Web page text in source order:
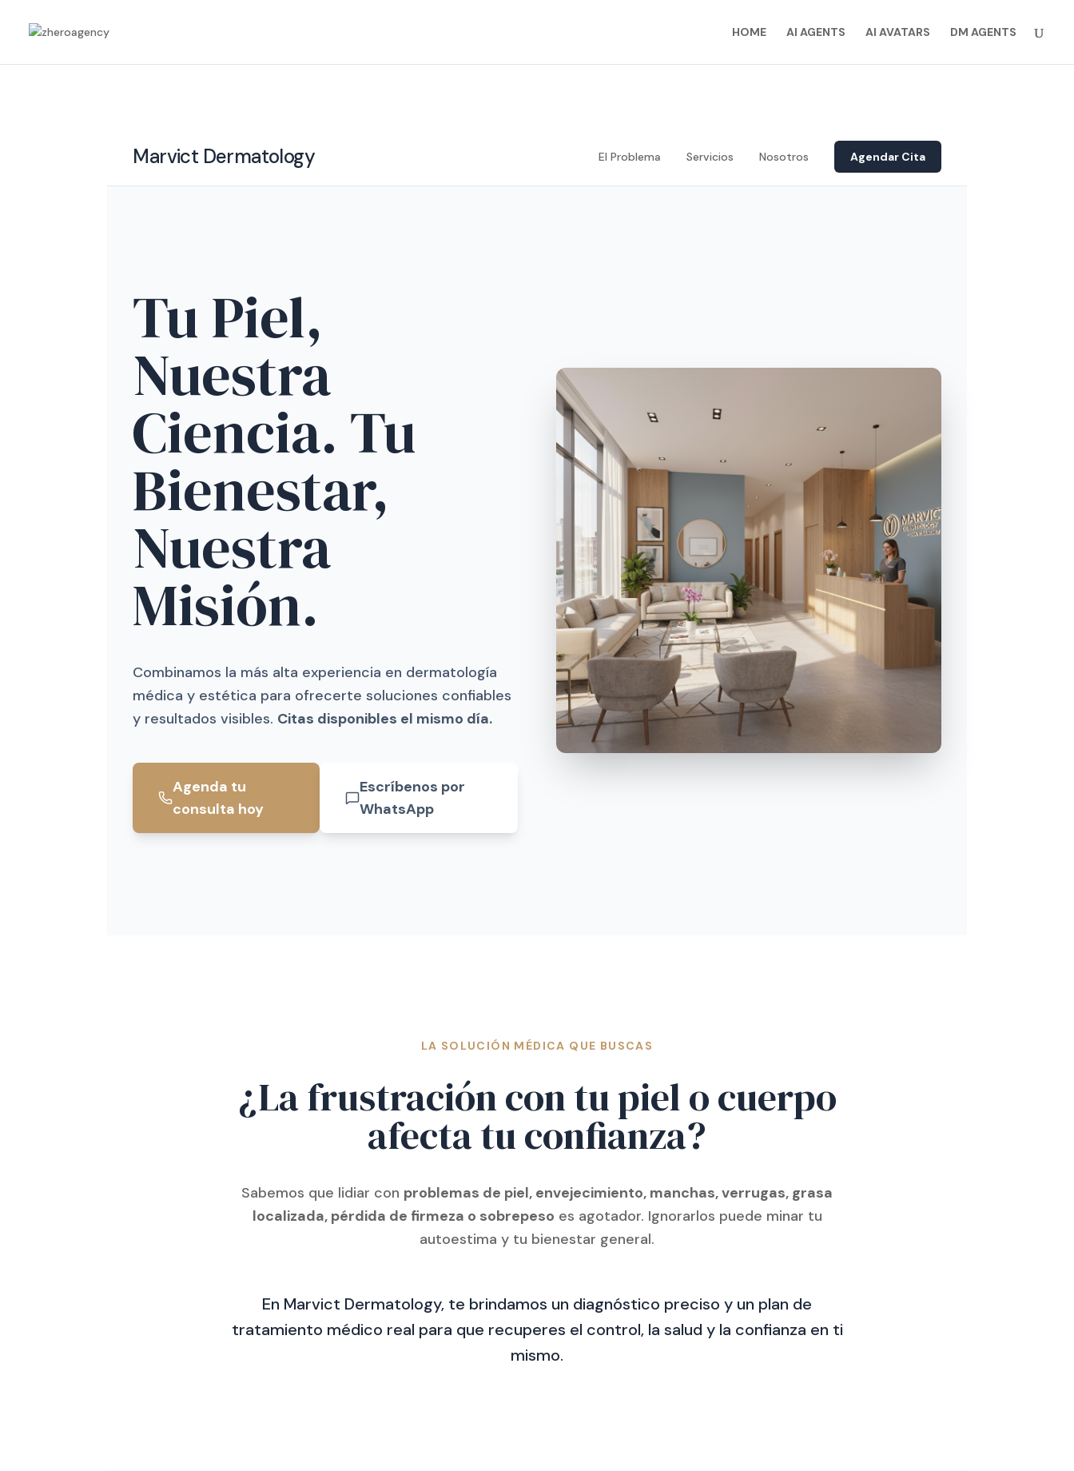
HOME AI AGENTS AI AVATARS DM AGENTS
Marvict Dermatology El Problema Servicios Nosotros Agendar Cita
Tu Piel,
Nuestra
Ciencia. Tu
Bienestar,
Nuestra
Misión.
Combinamos la más alta experiencia en dermatología
médica y estética para ofrecerte soluciones confiables
y resultados visibles. Citas disponibles el mismo día.
Agenda tu
consulta hoy
Escríbenos por
WhatsApp
LA SOLUCIÓN MÉDICA QUE BUSCAS
¿La frustración con tu piel o cuerpo
afecta tu confianza?
Sabemos que lidiar con problemas de piel, envejecimiento, manchas, verrugas, grasa
localizada, pérdida de firmeza o sobrepeso es agotador. Ignorarlos puede minar tu
autoestima y tu bienestar general.
En Marvict Dermatology, te brindamos un diagnóstico preciso y un plan de
tratamiento médico real para que recuperes el control, la salud y la confianza en ti
mismo.